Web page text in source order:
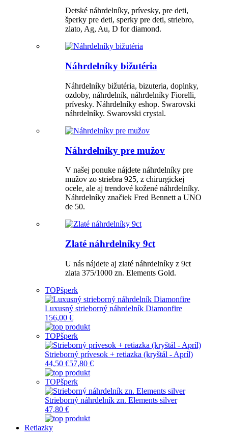
Detské náhrdelníky, prívesky, pre deti,
šperky pre deti, sperky pre deti, striebro,
zlato, Ag, Au, D for diamond.
Náhrdelníky bižutéria
Náhrdelníky bižutéria, bizuteria, doplnky,
ozdoby, náhrdelník, náhrdelníky Fiorelli,
prívesky. Náhrdelníky eshop. Swarovski
náhrdelníky. Swarovski crystal.
Náhrdelníky pre mužov
V našej ponuke nájdete náhrdelníky pre
mužov zo striebra 925, z chirurgickej
ocele, ale aj trendové kožené náhrdelníky.
Náhrdelníky značiek Fred Bennett a UNO
de 50.
Zlaté náhrdelníky 9ct
U nás nájdete aj zlaté náhrdelníky z 9ct
zlata 375/1000 zn. Elements Gold.
TOPšperk
Luxusný strieborný náhrdelník Diamonfire
156,00 €
TOPšperk
Strieborný prívesok + retiazka (kryštál - Apríl)
44,50 €57,80 €
TOPšperk
Strieborný náhrdelník zn. Elements silver
47,80 €
Retiazky